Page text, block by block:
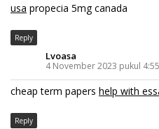
usa propecia 5mg canada
Reply
Lvoasa
4 November 2023 pukul
cheap term papers help with
Reply